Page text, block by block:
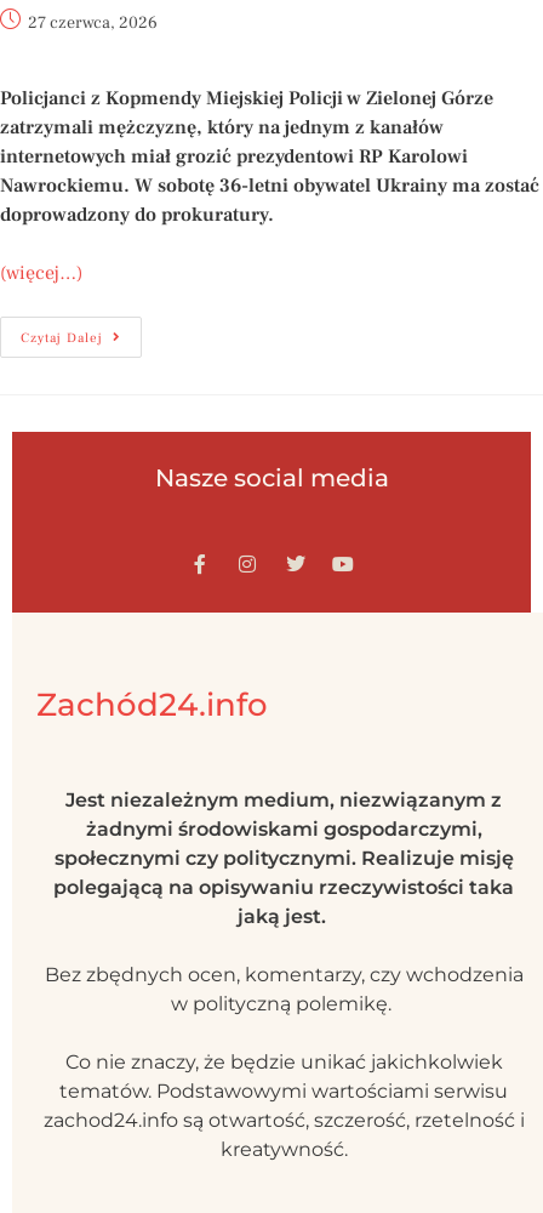
27 czerwca, 2026
Policjanci z Kopmendy Miejskiej Policji w Zielonej Górze
zatrzymali mężczyznę, który na jednym z kanałów
internetowych miał grozić prezydentowi RP Karolowi
Nawrockiemu. W sobotę 36-letni obywatel Ukrainy ma zostać
doprowadzony do prokuratury.
(więcej…)
Czytaj Dalej
Nasze social media
Zachód24.info
Jest niezależnym medium, niezwiązanym z
żadnymi środowiskami gospodarczymi,
społecznymi czy politycznymi. Realizuje misję
polegającą na opisywaniu rzeczywistości taka
jaką jest.
Bez zbędnych ocen, komentarzy, czy wchodzenia
w polityczną polemikę.
Co nie znaczy, że będzie unikać jakichkolwiek
tematów. Podstawowymi wartościami serwisu
zachod24.info są otwartość, szczerość, rzetelność i
kreatywność.